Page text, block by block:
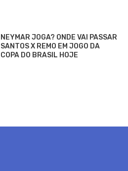
NEYMAR JOGA? ONDE VAI PASSAR
SANTOS X REMO EM JOGO DA
COPA DO BRASIL HOJE